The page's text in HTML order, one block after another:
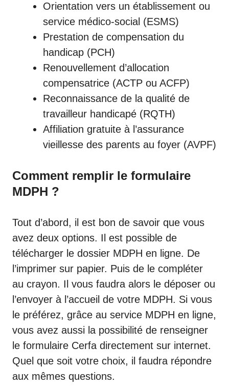
Orientation vers un établissement ou
service médico-social (ESMS)
Prestation de compensation du
handicap (PCH)
Renouvellement d’allocation
compensatrice (ACTP ou ACFP)
Reconnaissance de la qualité de
travailleur handicapé (RQTH)
Affiliation gratuite à l’assurance
vieillesse des parents au foyer (AVPF)
Comment remplir le formulaire
MDPH ?
Tout d’abord, il est bon de savoir que vous
avez deux options. Il est possible de
télécharger le dossier MDPH en ligne. De
l’imprimer sur papier. Puis de le compléter
au crayon. Il vous faudra alors le déposer ou
l’envoyer à l’accueil de votre MDPH. Si vous
le préférez, grâce au service MDPH en ligne,
vous avez aussi la possibilité de renseigner
le formulaire Cerfa directement sur internet.
Quel que soit votre choix, il faudra répondre
aux mêmes questions.